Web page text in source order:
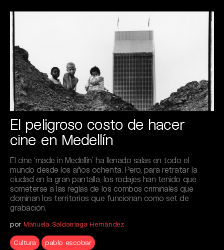
El peligroso costo de hacer
cine en Medellín
El cine ‘made in Medellín’ ha llenado salas en todo el
mundo desde los años ochenta. Pero, para retratar la
ciudad en la gran pantalla, los rodajes han tenido que
someterse a las reglas de los combos criminales que
dominan los territorios que funcionan como set de
grabación.
por Manuela Saldarriaga Hernández
Cultura pablo escobar